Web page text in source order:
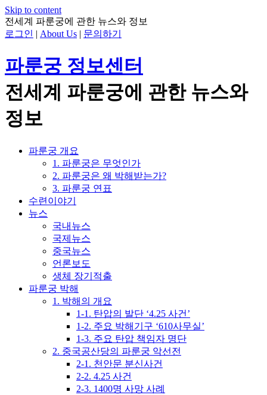
Skip to content
전세계 파룬궁에 관한 뉴스와 정보
로그인 | About Us | 문의하기
파룬궁 정보센터
전세계 파룬궁에 관한 뉴스와
정보
파룬궁 개요
1. 파룬궁은 무엇인가
2. 파룬궁은 왜 박해받는가?
3. 파룬궁 연표
수련이야기
뉴스
국내뉴스
국제뉴스
중국뉴스
언론보도
생체 장기적출
파룬궁 박해
1. 박해의 개요
1-1. 탄압의 발단 ‘4.25 사건’
1-2. 주요 박해기구 ‘610사무실’
1-3. 주요 탄압 책임자 명단
2. 중국공산당의 파룬궁 악선전
2-1. 천안문 분신사건
2-2. 4.25 사건
2-3. 1400명 사망 사례